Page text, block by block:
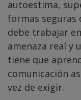
autoestima,
formas seguras
debe trabajar
amenaza real y
tiene que
comunicación
vez de exigir.